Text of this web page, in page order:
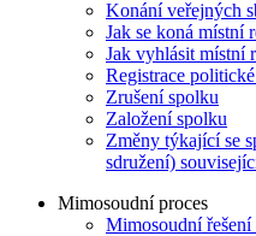
Konání veřejných
Jak se koná místní
Jak vyhlásit místní
Registrace
Zrušení spolku
Založení spolku
Změny týkající se
sdružení)
Mimosoudní proces
Mimosoudní